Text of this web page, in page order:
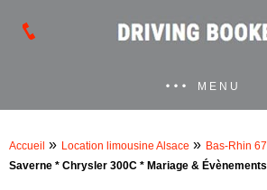
MENU
Accueil » Location limousine Alsace » Bas-Rhin 67
Saverne * Chrysler 300C * Mariage & Évènements